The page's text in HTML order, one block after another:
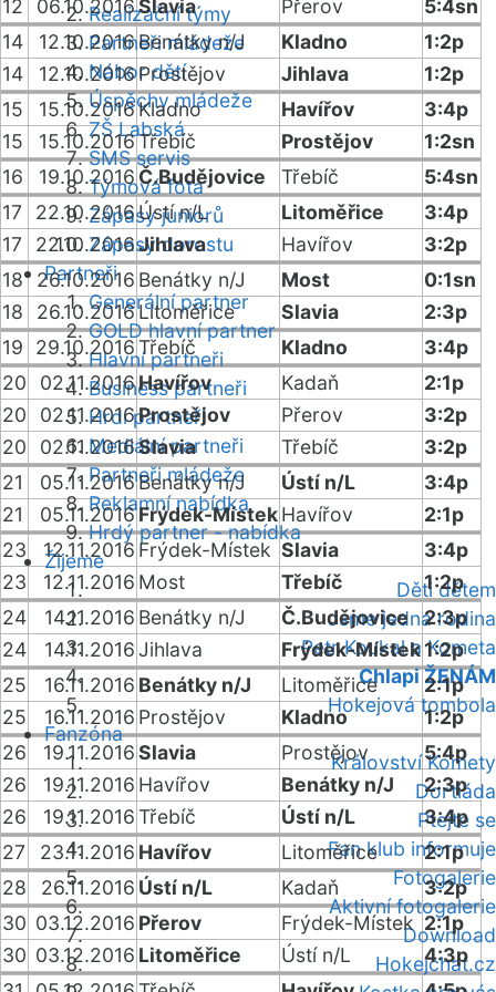
Realizační týmy
Partneři mládeže
Nábor dětí
Úspěchy mládeže
ZŠ Labská
SMS servis
Týmová fota
Zápasy juniorů
Zápasy dorostu
Partneři
Generální partner
GOLD hlavní partner
Hlavní partneři
Business partneři
Hrdí partneři
Mediální partneři
Partneři mládeže
Reklamní nabídka
Hrdý partner - nabídka
Žijeme
Děti dětem
Jsme jedna rodina
Petr Koukal a Kometa
Chlapi ŽENÁM
Hokejová tombola
Fanzóna
Království Komety
Dortiáda
Ptejte se
Fan klub informuje
Fotogalerie
Aktivní fotogalerie
Download
Hokejchat.cz
12
06.10.2016Slavia Přerov
5:4sn
14
12.10.2016Benátky n/J Kladno
1:2p
14
12.10.2016Prostějov Jihlava
1:2p
15
15.10.2016Kladno Havířov
3:4p
15
15.10.2016Třebíč Prostějov
1:2sn
16
19.10.2016 Č.Budějovice Třebíč
5:4sn
17
22.10.2016Ústí n/L Litoměřice
3:4p
17
22.10.2016Jihlava Havířov
3:2p
18
26.10.2016 Benátky n/J Most
0:1sn
18
26.10.2016Litoměřice Slavia
2:3p
19
29.10.2016Třebíč Kladno
3:4p
20
02.11.2016Havířov Kadaň
2:1p
20
02.11.2016Prostějov Přerov
3:2p
20
02.11.2016Slavia Třebíč
3:2p
21
05.11.2016 Benátky n/J Ústí n/L
3:4p
21
05.11.2016Frýdek-MístekHavířov
2:1p
23
12.11.2016 Frýdek-Místek Slavia
3:4p
23
12.11.2016 Most Třebíč
1:2p
24
14.11.2016 Benátky n/J Č.Budějovice
2:3p
24
14.11.2016Jihlava Frýdek-Místek1:2p
25
16.11.2016 Benátky n/J Litoměřice
2:1p
25
16.11.2016 Prostějov Kladno
1:2p
26
19.11.2016Slavia Prostějov
5:4p
26
19.11.2016 Havířov Benátky n/J
2:3p
26
19.11.2016Třebíč Ústí n/L
3:4p
27
23.11.2016 Havířov Litoměřice
2:1p
28
26.11.2016 Ústí n/L Kadaň
3:2p
30 03.12.2016 Přerov Frýdek-Místek 2:1p
30 03.12.2016 Litoměřice Ústí n/L
4:3p